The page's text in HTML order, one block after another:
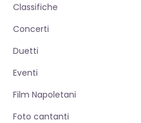
Classifiche
Concerti
Duetti
Eventi
Film Napoletani
Foto cantanti